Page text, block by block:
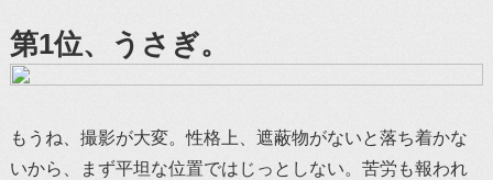
第1位、うさぎ。
もうね、撮影が大変。性格上、遮蔽物がないと落ち着かな
いから、まず平坦な位置ではじっとしない。苦労も報われ